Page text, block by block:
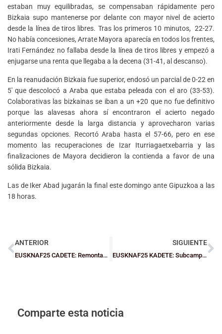
estaban muy equilibradas, se compensaban rápidamente pero
Bizkaia supo mantenerse por delante con mayor nivel de acierto
desde la línea de tiros libres. Tras los primeros 10 minutos, 22-27.
No había concesiones, Arrate Mayora aparecía en todos los frentes,
Irati Fernández no fallaba desde la línea de tiros libres y empezó a
enjugarse una renta que llegaba a la decena (31-41, al descanso).
En la reanudación Bizkaia fue superior, endosó un parcial de 0-22 en
5′ que descolocó a Araba que estaba peleada con el aro (33-53).
Colaborativas las bizkainas se iban a un +20 que no fue definitivo
porque las alavesas ahora sí encontraron el acierto negado
anteriormente desde la larga distancia y aprovecharon varias
segundas opciones. Recortó Araba hasta el 57-66, pero en ese
momento las recuperaciones de Izar Iturriagaetxebarria y las
finalizaciones de Mayora decidieron la contienda a favor de una
sólida Bizkaia.
Las de Iker Abad jugarán la final este domingo ante Gipuzkoa a las
18 horas.
ANTERIOR
EUSKNAF25 CADETE: Remontada de Bizkaia en chicos para acceder a la final mientras que las chicas sufrieron la reacción navarra
SIGUIENTE
EUSKNAF25 KADETE: Subcampeonato para los chicos de Bizkaia y cuarto puesto que sabe a poco para las chicas
Comparte esta noticia